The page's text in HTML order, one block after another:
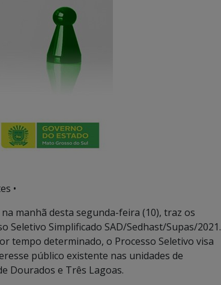
•
manhã desta segunda-feira (10), traz os
Seletivo Simplificado SAD/Sedhast/Supas/2021.
tempo determinado, o Processo Seletivo visa
público existente nas unidades de
Dourados e Três Lagoas.